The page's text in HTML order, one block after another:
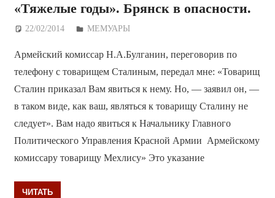
«Тяжелые годы». Брянск в опасности.
22/02/2014 Дежурный по Редакции
МЕМУАРЫ
Армейский комиссар Н.А.Булганин, переговорив по
телефону с товарищем Сталиным, передал мне: «Товарищ
Сталин приказал Вам явиться к нему. Но, — заявил он, —
в таком виде, как ваш, являться к товарищу Сталину не
следует». Вам надо явиться к Начальнику Главного
Политического Управления Красной Армии Армейскому
комиссару товарищу Мехлису» Это указание
ЧИТАТЬ